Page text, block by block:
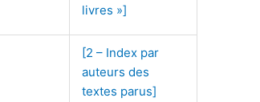
livres »]
[2 – Index par
auteurs des
textes parus]